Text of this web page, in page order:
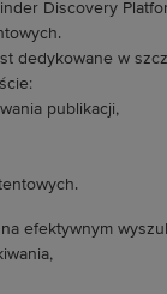
Discovery
dedykowane w
publikacji,
efektywnym